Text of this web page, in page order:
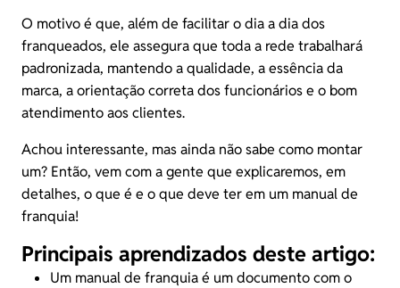
O motivo é que, além de facilitar o dia a dia dos
franqueados, ele assegura que toda a rede trabalhará
padronizada, mantendo a qualidade, a essência da
marca, a orientação correta dos funcionários e o bom
atendimento aos clientes.
Achou interessante, mas ainda não sabe como montar
um? Então, vem com a gente que explicaremos, em
detalhes, o que é e o que deve ter em um manual de
franquia!
Principais aprendizados deste artigo:
Um manual de franquia é um documento com o